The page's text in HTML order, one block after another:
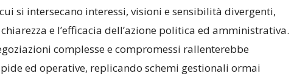
si intersecano interessi, visioni e sensibilità divergenti,
e l’efficacia dell’azione politica ed amministrativa.
complesse e compromessi rallenterebbe
ed operative, replicando schemi gestionali ormai